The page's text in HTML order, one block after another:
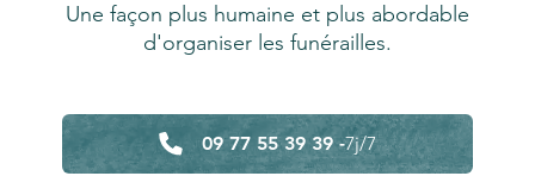
Une façon plus humaine et plus abordable
d'organiser les funérailles.
09 77 55 39 39 -7j/7